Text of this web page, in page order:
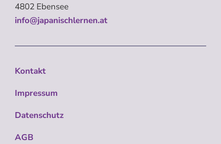
4802 Ebensee
info@japanischlernen.at
Kontakt
Impressum
Datenschutz
AGB